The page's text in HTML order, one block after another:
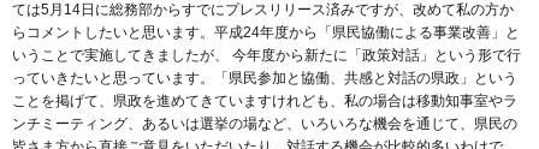
ては5月14日に総務部からすでにプレスリリース済みですが、改めて私の方か
らコメントしたいと思います。平成24年度から「県民協働による事業改善」と
いうことで実施してきましたが、 今年度から新たに「政策対話」という形で行
っていきたいと思っています。「県民参加と協働、共感と対話の県政」という
ことを掲げて、県政を進めてきていますけれども、私の場合は移動知事室やラ
ンチミーティング、あるいは選挙の場など、いろいろな機会を通じて、県民の